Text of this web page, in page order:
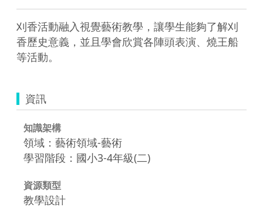
刈香活動融入視覺藝術教學，讓學生能夠了解刈
香歷史意義，並且學會欣賞各陣頭表演、燒王船
等活動。
資訊
知識架構
領域：藝術領域-藝術
學習階段：國小3-4年級(二)
資源類型
教學設計